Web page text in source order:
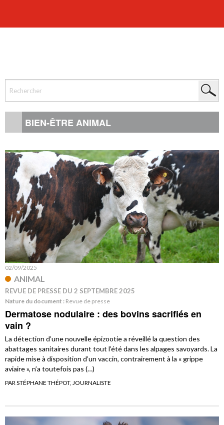
BIEN-ÊTRE ANIMAL
02/09/2025
ANIMAL
REVUE DE PRESSE DU 2 SEPTEMBRE 2025
Nature du document : Revue de presse
Dermatose nodulaire : des bovins sacrifiés en
vain ?
La détection d’une nouvelle épizootie a réveillé la question des
abattages sanitaires durant tout l’été dans les alpages savoyards. La
rapide mise à disposition d’un vaccin, contrairement à la « grippe
aviaire », n’a toutefois pas (…)
PAR STÉPHANE THÉPOT, JOURNALISTE